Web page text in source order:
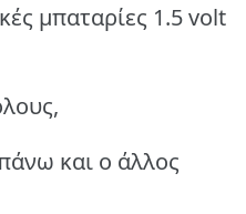
μπαταρίες 1.5 volt
και ο άλλος